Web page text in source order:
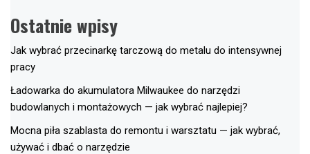
Ostatnie wpisy
Jak wybrać przecinarkę tarczową do metalu do intensywnej
pracy
Ładowarka do akumulatora Milwaukee do narzędzi
budowlanych i montażowych — jak wybrać najlepiej?
Mocna piła szablasta do remontu i warsztatu — jak wybrać,
używać i dbać o narzędzie